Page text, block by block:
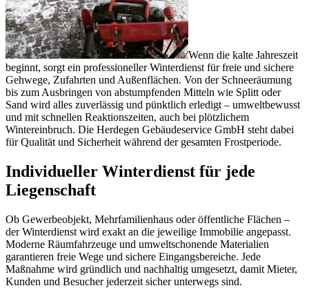
Wenn die kalte Jahreszeit
beginnt, sorgt ein professioneller Winterdienst für freie und sichere
Gehwege, Zufahrten und Außenflächen. Von der Schneeräumung
bis zum Ausbringen von abstumpfenden Mitteln wie Splitt oder
Sand wird alles zuverlässig und pünktlich erledigt – umweltbewusst
und mit schnellen Reaktionszeiten, auch bei plötzlichem
Wintereinbruch. Die Herdegen Gebäudeservice GmbH steht dabei
für Qualität und Sicherheit während der gesamten Frostperiode.
Individueller Winterdienst für jede
Liegenschaft
Ob Gewerbeobjekt, Mehrfamilienhaus oder öffentliche Flächen –
der Winterdienst wird exakt an die jeweilige Immobilie angepasst.
Moderne Räumfahrzeuge und umweltschonende Materialien
garantieren freie Wege und sichere Eingangsbereiche. Jede
Maßnahme wird gründlich und nachhaltig umgesetzt, damit Mieter,
Kunden und Besucher jederzeit sicher unterwegs sind.